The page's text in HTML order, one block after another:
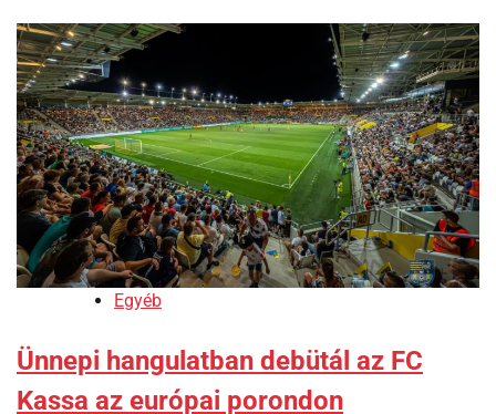
Egyéb
Ünnepi hangulatban debütál az FC
Kassa az európai porondon